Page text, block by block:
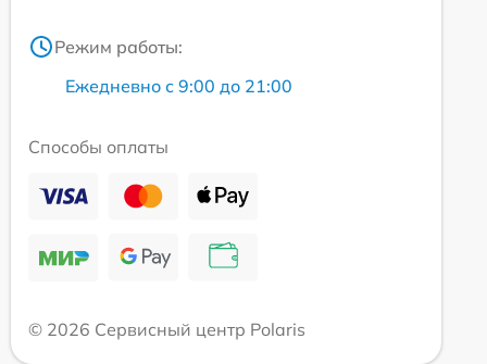
Режим работы:
Ежедневно с 9:00 до 21:00
Способы оплаты
© 2026 Сервисный центр Polaris